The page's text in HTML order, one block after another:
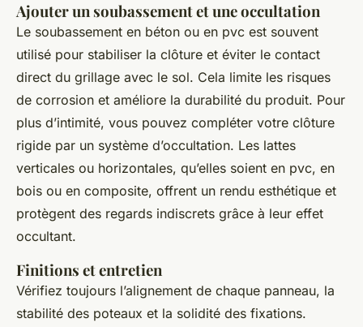
Ajouter un soubassement et une occultation
Le soubassement en béton ou en pvc est souvent
utilisé pour stabiliser la clôture et éviter le contact
direct du grillage avec le sol. Cela limite les risques
de corrosion et améliore la durabilité du produit. Pour
plus d’intimité, vous pouvez compléter votre clôture
rigide par un système d’occultation. Les lattes
verticales ou horizontales, qu’elles soient en pvc, en
bois ou en composite, offrent un rendu esthétique et
protègent des regards indiscrets grâce à leur effet
occultant.
Finitions et entretien
Vérifiez toujours l’alignement de chaque panneau, la
stabilité des poteaux et la solidité des fixations.